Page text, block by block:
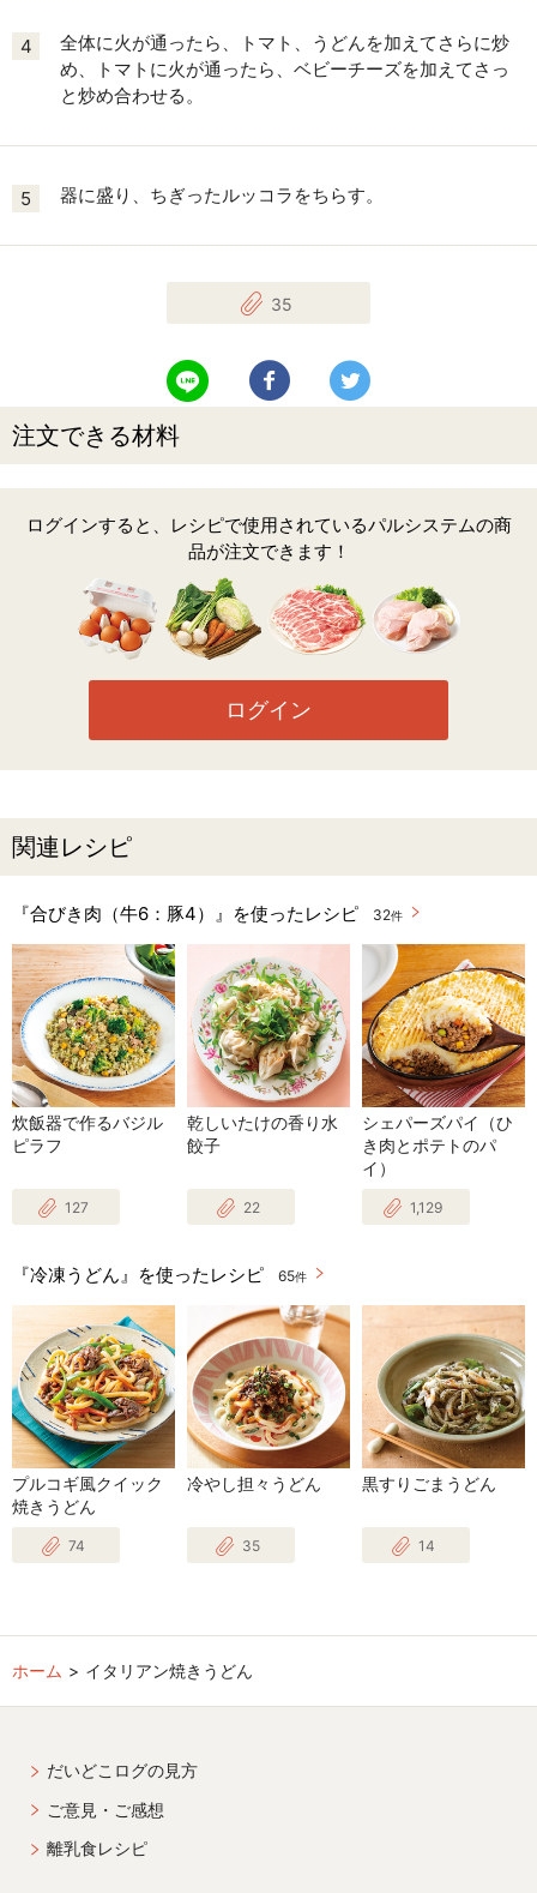
4
全体に火が通ったら、トマト、うどんを加えてさらに炒
め、トマトに火が通ったら、ベビーチーズを加えてさっ
と炒め合わせる。
5 器に盛り、ちぎったルッコラをちらす。
35
LINEで送る Facebookでシェアする
注文できる材料
ログインすると、レシピで使用されているパルシステムの商
品が注文できます！
ログイン
関連レシピ
『合びき肉（牛6：豚4）』を使ったレシピ 32件
炊飯器で作るバジル
ピラフ
127
乾しいたけの香り水
餃子
22
シェパーズパイ（ひ
き肉とポテトのパ
イ）
1,129
『冷凍うどん』を使ったレシピ 65件
プルコギ風クイック
焼きうどん
74
冷やし担々うどん
35
黒すりごまうどん
14
ホーム イタリアン焼きうどん
だいどこログの見方
ご意見・ご感想
離乳食レシピ